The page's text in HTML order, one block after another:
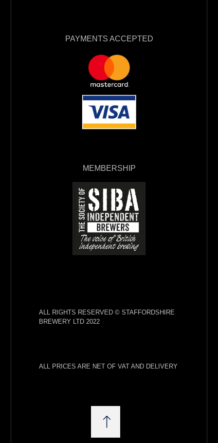
PAYMENTS ACCEPTED
MEMBERSHIP
ALL RIGHTS RESERVED © STAFFORDSHIRE
BREWERY LTD 2022
ALL PRICES ARE NET OF VAT AND DELIVERY